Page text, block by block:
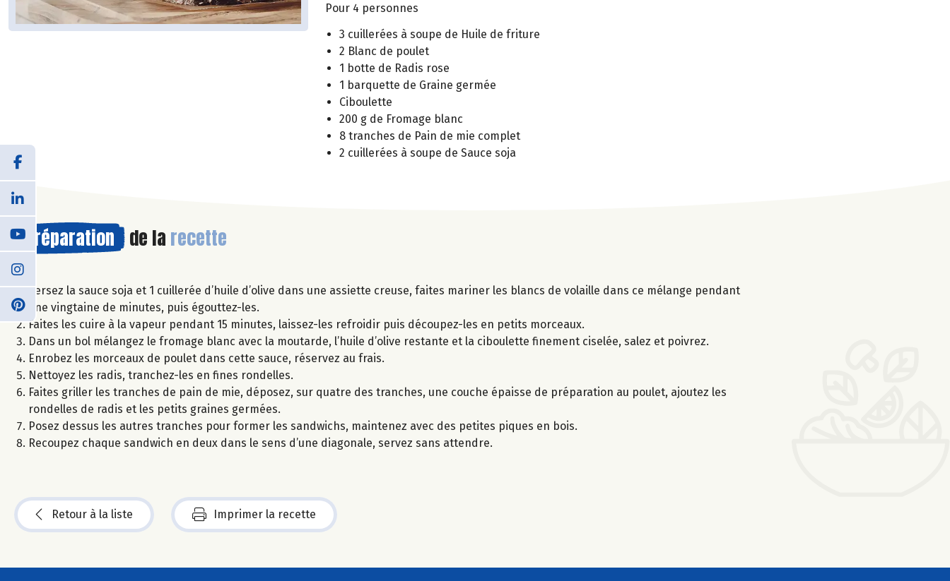
Pour 4 personnes
3 cuillerées à soupe de Huile de friture
2 Blanc de poulet
1 botte de Radis rose
1 barquette de Graine germée
Ciboulette
200 g de Fromage blanc
8 tranches de Pain de mie complet
2 cuillerées à soupe de Sauce soja
Préparation de la recette
Versez la sauce soja et 1 cuillerée d’huile d’olive dans une assiette creuse, faites mariner les blancs de volaille dans ce mélange pendant
une vingtaine de minutes, puis égouttez-les.
Faites les cuire à la vapeur pendant 15 minutes, laissez-les refroidir puis découpez-les en petits morceaux.
Dans un bol mélangez le fromage blanc avec la moutarde, l’huile d’olive restante et la ciboulette finement ciselée, salez et poivrez.
Enrobez les morceaux de poulet dans cette sauce, réservez au frais.
Nettoyez les radis, tranchez-les en fines rondelles.
Faites griller les tranches de pain de mie, déposez, sur quatre des tranches, une couche épaisse de préparation au poulet, ajoutez les
rondelles de radis et les petits graines germées.
Posez dessus les autres tranches pour former les sandwichs, maintenez avec des petites piques en bois.
Recoupez chaque sandwich en deux dans le sens d’une diagonale, servez sans attendre.
Retour à la liste Imprimer la recette